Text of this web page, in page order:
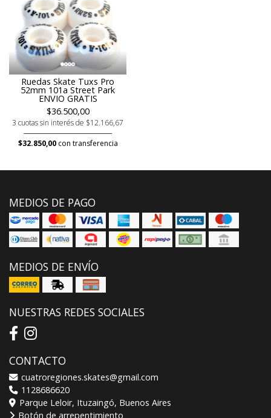
Ruedas Skate Tuxs Pro
52mm 101a Street Park
ENVIO GRATIS
$36.500,00
3 cuotas sin interés de $12.166,67
$32.850,00con transferencia
MEDIOS DE PAGO
MEDIOS DE ENVÍO
NUESTRAS REDES SOCIALES
CONTACTO
cuatroregiones.skates@gmail.com
1128686620
Parque Leloir, Ituzaingó, Buenos Aires
Botón de arrepentimiento